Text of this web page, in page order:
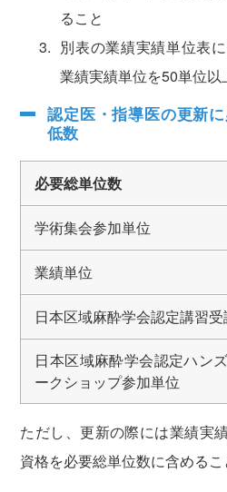
ること
別表の業績実績単位表
業績実績単位を50単位以
認定医・指導医の更新
低数
必要総単位数
学術集会参加単位
業績単位
日本区域麻酔学会認定講習
日本区域麻酔学会認定ハン
ークショップ参加単位
ただし、更新の際には業績実
資格を必要総単位数に含めるこ